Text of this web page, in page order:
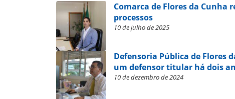
Comarca de Flores da Cunha
processos
10 de julho de 2025
Defensoria Pública de Flores
um defensor titular há dois
10 de dezembro de 2024